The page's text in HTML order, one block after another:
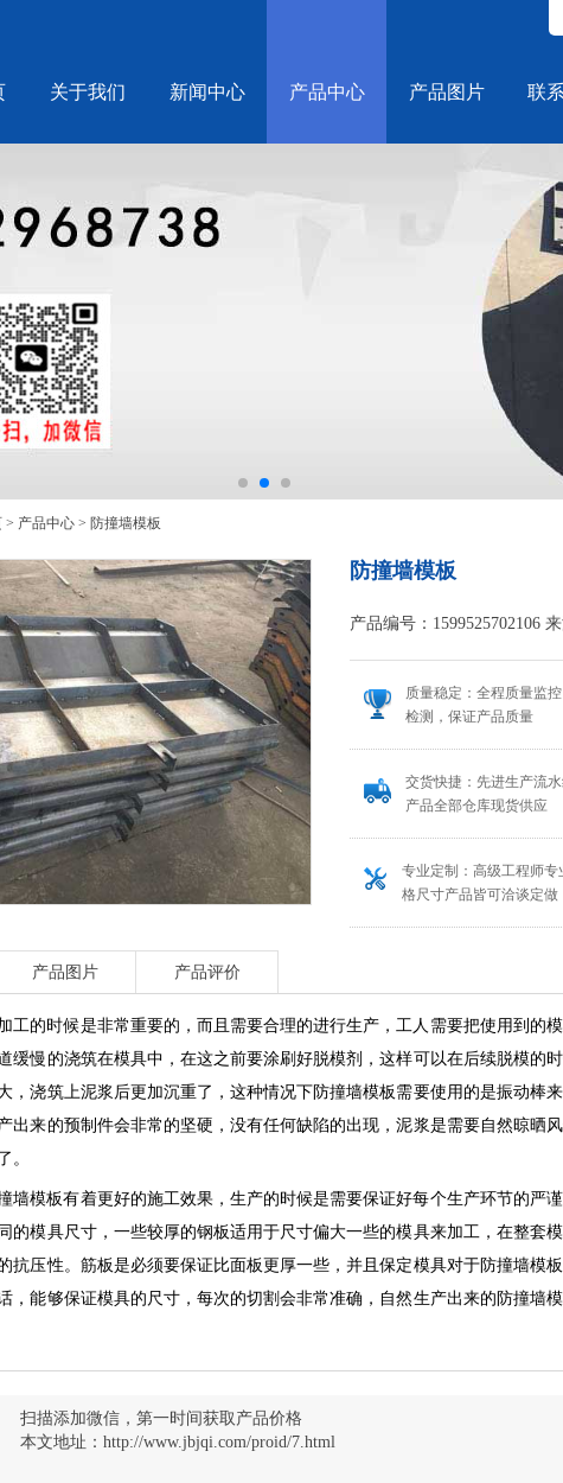
关于我们 新闻中心 产品中心 产品图片 联
> 产品中心 > 防撞墙模板
防撞墙模板
产品编号：1599525702106
质量稳定：全程质量监
检测，保证产品质量
交货快捷：先进生产流
产品全部仓库现货供应
专业定制：高级工程师
格尺寸产品皆可洽谈定做
产品图片 产品评价
工的时候是非常重要的，而且需要合理的进行生产，工人需要把使用到的
缓慢的浇筑在模具中，在这之前要涂刷好脱模剂，这样可以在后续脱模的
，浇筑上泥浆后更加沉重了，这种情况下防撞墙模板需要使用的是振动棒
出来的预制件会非常的坚硬，没有任何缺陷的出现，泥浆是需要自然晾晒
。
墙模板有着更好的施工效果，生产的时候是需要保证好每个生产环节的严
的模具尺寸，一些较厚的钢板适用于尺寸偏大一些的模具来加工，在整套
抗压性。筋板是必须要保证比面板更厚一些，并且保定模具对于防撞墙模
，能够保证模具的尺寸，每次的切割会非常准确，自然生产出来的防撞墙
扫描添加微信，第一时间获取产品价格
本文地址： http://www.jbjqi.com/proid/7.html